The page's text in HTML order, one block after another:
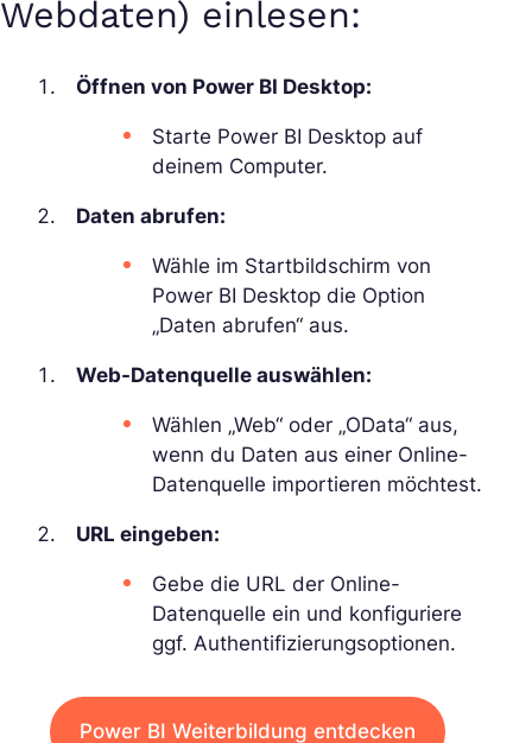
Webdaten) einlesen:
Öffnen von Power BI Desktop:
Starte Power BI Desktop auf
deinem Computer.
Daten abrufen:
Wähle im Startbildschirm von
Power BI Desktop die Option
„Daten abrufen“ aus.
Web-Datenquelle auswählen:
Wählen „Web“ oder „OData“ aus,
wenn du Daten aus einer Online-
Datenquelle importieren möchtest.
URL eingeben:
Gebe die URL der Online-
Datenquelle ein und konfiguriere
ggf. Authentifizierungsoptionen.
Power BI Weiterbildung entdecken